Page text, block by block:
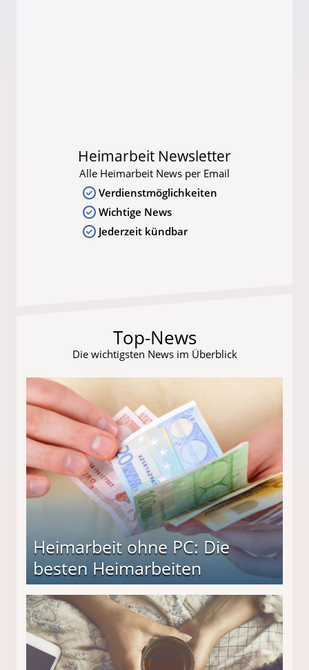
Heimarbeit Newsletter
Alle Heimarbeit News per Email
Verdienstmöglichkeiten
Wichtige News
Jederzeit kündbar
Top-News
Die wichtigsten News im Überblick
Heimarbeit ohne PC: Die
besten Heimarbeiten